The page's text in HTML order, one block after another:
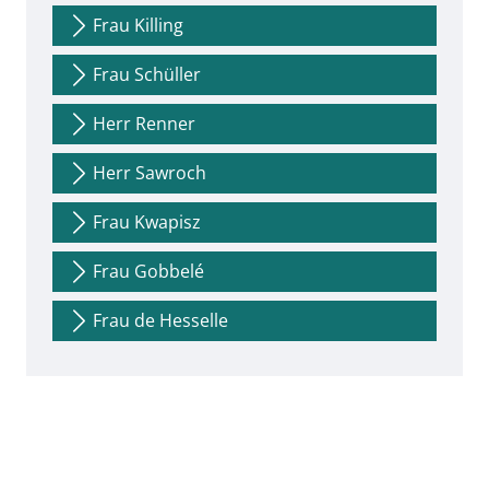
Frau Killing
Frau Schüller
Herr Renner
Herr Sawroch
Frau Kwapisz
Frau Gobbelé
Frau de Hesselle